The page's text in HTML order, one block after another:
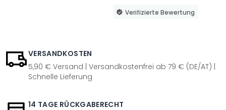
Verifizierte Bewertung
VERSANDKOSTEN
5,90 € Versand | Versandkostenfrei ab 79 € (DE/AT) |
Schnelle Lieferung
14 TAGE RÜCKGABERECHT